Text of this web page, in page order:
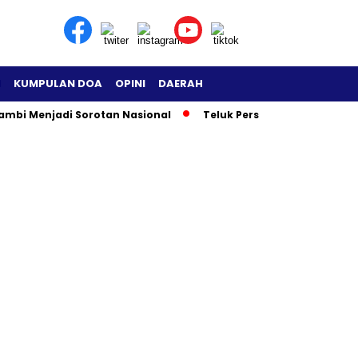
KUMPULAN DOA OPINI DAERAH
Menjadi Sorotan Nasional Teluk Persia di Ambang